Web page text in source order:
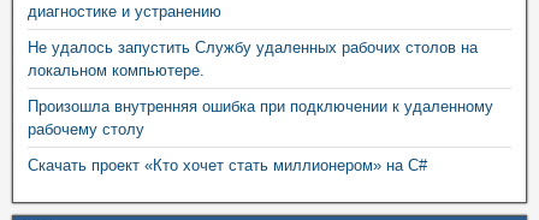
диагностике и устранению
Не удалось запустить Службу удаленных рабочих столов на
локальном компьютере.
Произошла внутренняя ошибка при подключении к удаленному
рабочему столу
Скачать проект «Кто хочет стать миллионером» на C#